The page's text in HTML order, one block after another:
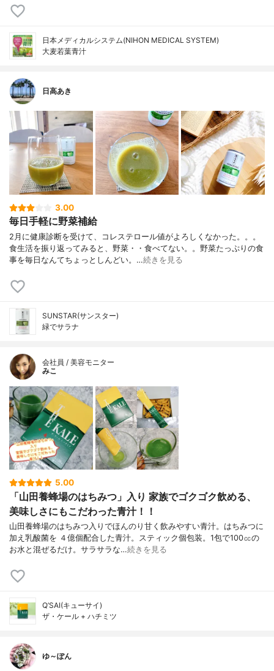
日本メディカルシステム(NIHON MEDICAL SYSTEM)
大麦若葉青汁
日高あき
3.00
毎日手軽に野菜補給
2月に健康診断を受けて、コレステロール値がよろしくなかった。。。
食生活を振り返ってみると、野菜・・食べてない。。野菜たっぷりの食
事を毎日なんてちょっとしんどい。…続きを見る
SUNSTAR(サンスター)
緑でサラナ
会社員 / 美容モニター
みこ
5.00
「山田養蜂場のはちみつ」入り 家族でゴクゴク飲める、
美味しさにもこだわった青汁！！
山田養蜂場のはちみつ入りでほんのり甘く飲みやすい青汁。はちみつに
加え乳酸菌を ４億個配合した青汁。スティック個包装。1包で100㏄の
お水と混ぜるだけ。サラサラな…続きを見る
Q’SAI(キューサイ)
ザ・ケール + ハチミツ
ゆ～ぽん